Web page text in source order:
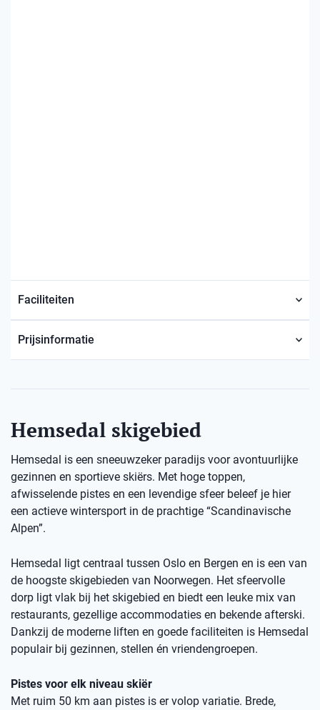
Faciliteiten
Prijsinformatie
Hemsedal skigebied
Hemsedal is een sneeuwzeker paradijs voor avontuurlijke
gezinnen en sportieve skiërs. Met hoge toppen,
afwisselende pistes en een levendige sfeer beleef je hier
een actieve wintersport in de prachtige “Scandinavische
Alpen”.
Hemsedal ligt centraal tussen Oslo en Bergen en is een van
de hoogste skigebieden van Noorwegen. Het sfeervolle
dorp ligt vlak bij het skigebied en biedt een leuke mix van
restaurants, gezellige accommodaties en bekende afterski.
Dankzij de moderne liften en goede faciliteiten is Hemsedal
populair bij gezinnen, stellen én vriendengroepen.
Pistes voor elk niveau skiër
Met ruim 50 km aan pistes is er volop variatie. Brede,